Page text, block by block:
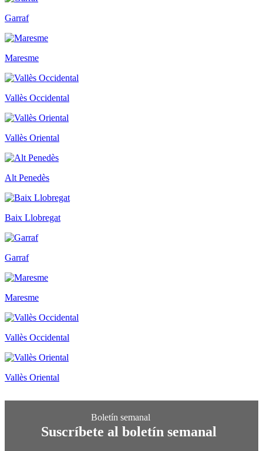
Garraf
Maresme
Vallès Occidental
Vallès Oriental
Alt Penedès
Baix Llobregat
Garraf
Maresme
Vallès Occidental
Vallès Oriental
Suscríbete al boletín semanal